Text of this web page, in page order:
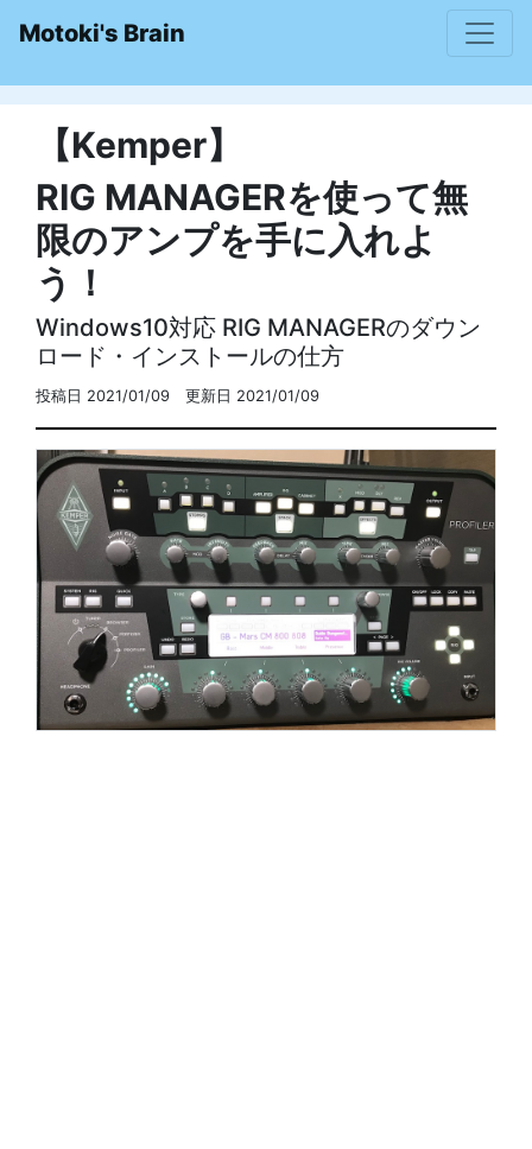
Motoki's Brain
【Kemper】
RIG MANAGERを使って無
限のアンプを手に入れよ
う！
Windows10対応 RIG MANAGERのダウン
ロード・インストールの仕方
投稿日 2021/01/09 更新日 2021/01/09